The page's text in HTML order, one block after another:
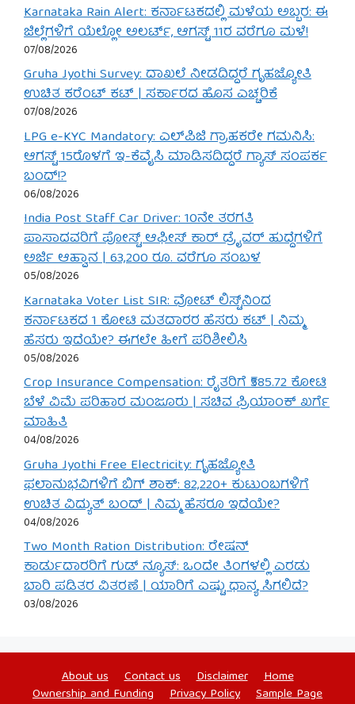
Karnataka Rain Alert: ಕರ್ನಾಟಕದಲ್ಲಿ ಮಳೆಯ ಅಬ್ಬರ: ಈ
ಜಿಲ್ಲೆಗಳಿಗೆ ಯೆಲ್ಲೋ ಅಲರ್ಟ್, ಆಗಸ್ಟ್ 11ರ ವರೆಗೂ ಮಳೆ!
07/08/2026
Gruha Jyothi Survey: ದಾಖಲೆ ನೀಡದಿದ್ದರೆ ಗೃಹಜ್ಯೋತಿ
ಉಚಿತ ಕರೆಂಟ್ ಕಟ್ | ಸರ್ಕಾರದ ಹೊಸ ಎಚ್ಚರಿಕೆ
07/08/2026
LPG e-KYC Mandatory: ಎಲ್‌ಪಿಜಿ ಗ್ರಾಹಕರೇ ಗಮನಿಸಿ:
ಆಗಸ್ಟ್ 15ರೊಳಗೆ ಇ-ಕೆವೈಸಿ ಮಾಡಿಸದಿದ್ದರೆ ಗ್ಯಾಸ್ ಸಂಪರ್ಕ
ಬಂದ್!?
06/08/2026
India Post Staff Car Driver: 10ನೇ ತರಗತಿ
ಪಾಸಾದವರಿಗೆ ಪೋಸ್ಟ್ ಆಫೀಸ್ ಕಾರ್ ಡ್ರೈವರ್ ಹುದ್ದೆಗಳಿಗೆ
ಅರ್ಜಿ ಆಹ್ವಾನ | 63,200 ರೂ. ವರೆಗೂ ಸಂಬಳ
05/08/2026
Karnataka Voter List SIR: ವೋಟ್ ಲಿಸ್ಟ್‌ನಿಂದ
ಕರ್ನಾಟಕದ 1 ಕೋಟಿ ಮತದಾರರ ಹೆಸರು ಕಟ್ | ನಿಮ್ಮ
ಹೆಸರು ಇದೆಯೇ? ಈಗಲೇ ಹೀಗೆ ಪರಿಶೀಲಿಸಿ
05/08/2026
Crop Insurance Compensation: ರೈತರಿಗೆ ₹585.72 ಕೋಟಿ
ಬೆಳೆ ವಿಮೆ ಪರಿಹಾರ ಮಂಜೂರು | ಸಚಿವ ಪ್ರಿಯಾಂಕ್ ಖರ್ಗೆ
ಮಾಹಿತಿ
04/08/2026
Gruha Jyothi Free Electricity: ಗೃಹಜ್ಯೋತಿ
ಫಲಾನುಭವಿಗಳಿಗೆ ಬಿಗ್ ಶಾಕ್: 82,220+ ಕುಟುಂಬಗಳಿಗೆ
ಉಚಿತ ವಿದ್ಯುತ್ ಬಂದ್ | ನಿಮ್ಮ ಹೆಸರೂ ಇದೆಯೇ?
04/08/2026
Two Month Ration Distribution: ರೇಷನ್
ಕಾರ್ಡುದಾರರಿಗೆ ಗುಡ್ ನ್ಯೂಸ್: ಒಂದೇ ತಿಂಗಳಲ್ಲಿ ಎರಡು
ಬಾರಿ ಪಡಿತರ ವಿತರಣೆ | ಯಾರಿಗೆ ಎಷ್ಟು ಧಾನ್ಯ ಸಿಗಲಿದೆ?
03/08/2026
About us Contact us Disclaimer
Home
Ownership and Funding
Privacy Policy
Sample Page